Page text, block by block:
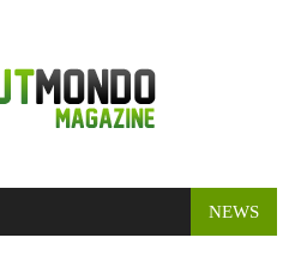
NEWS